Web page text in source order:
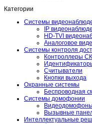
Категории
Системы
IP
HD-TVI
Аналоговое
Системы контроля
Контроллеры
Считыватели
Кнопки выхода
Охранные системы
Беспроводная
Системы домофонии
Видеодомофоны
Вызывные
Интеллектуальные